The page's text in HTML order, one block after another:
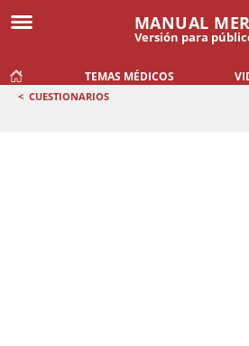
MANUAL
Versión para
TEMAS MÉDICOS
< CUESTIONARIOS